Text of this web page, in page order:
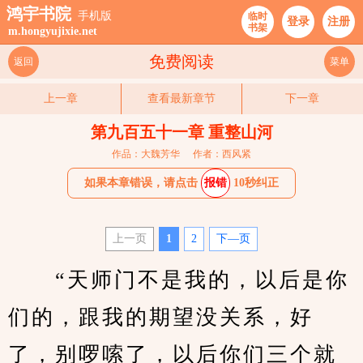
鸿宇书院 手机版
m.hongyujixie.net
临时
书架
登录 注册
免费阅读
返回 菜单
上一章 查看最新章节 下一章
第九百五十一章 重整山河
作品：大魏芳华 作者：西风紧
如果本章错误，请点击 报错 10秒纠正
上一页 1 2 下—页
“天师门不是我的，以后是你
们的，跟我的期望没关系，好
了，别啰嗦了，以后你们三个就